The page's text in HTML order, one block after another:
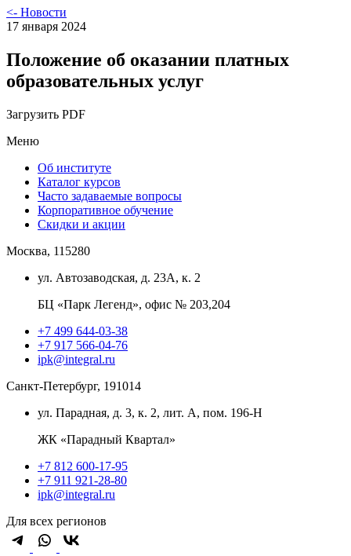
<- Новости
17 января 2024
Положение об оказании платных
образовательных услуг
Загрузить PDF
Меню
Об институте
Каталог курсов
Часто задаваемые вопросы
Корпоративное обучение
Скидки и акции
Москва, 115280
ул. Автозаводская, д. 23А, к. 2
БЦ «Парк Легенд», офис № 203,204
+7 499 644-03-38
+7 917 566-04-76
ipk@integral.ru
Санкт-Петербург, 191014
ул. Парадная, д. 3, к. 2, лит. А, пом. 196-Н
ЖК «Парадный Квартал»
+7 812 600-17-95
+7 911 921-28-80
ipk@integral.ru
Для всех регионов